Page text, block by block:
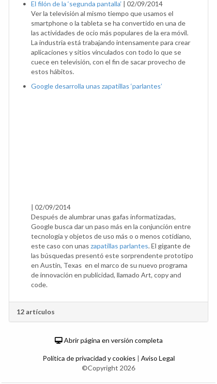
El filón de la ‘segunda pantalla’ | 02/09/2014
Ver la televisión al mismo tiempo que usamos el
smartphone o la tableta se ha convertido en una de
las actividades de ocio más populares de la era móvil.
La industria está trabajando intensamente para crear
aplicaciones y sitios vinculados con todo lo que se
cuece en televisión, con el fin de sacar provecho de
estos hábitos.
Google desarrolla unas zapatillas ‘parlantes’
| 02/09/2014
Después de alumbrar unas gafas informatizadas,
Google busca dar un paso más en la conjunción entre
tecnología y objetos de uso más o o menos cotidiano,
este caso con unas zapatillas parlantes. El gigante de
las búsquedas presentó este sorprendente prototipo
en Austin, Texas en el marco de su nuevo programa
de innovación en publicidad, llamado Art, copy and
code.
12 artículos
Abrir página en versión completa
Política de privacidad y cookies | Aviso Legal
©Copyright 2026